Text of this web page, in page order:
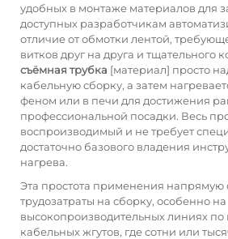
удобных в монтаже материалов для
доступных разработчикам
отличие от обмотки лентой,
витков друг на друга и тщательного
съёмная трубка [материал] просто
кабельную сборку, а затем
феном или в печи для достижения
профессиональной посадки. Весь
воспроизводимый и не требует
достаточно базового владения
нагрева.
Эта простота применения напрямую
трудозатраты на сборку, особенно на
высокопроизводительных линиях по
кабельных жгутов, где сотни или